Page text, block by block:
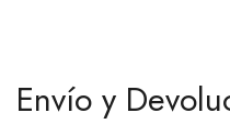
Envío y